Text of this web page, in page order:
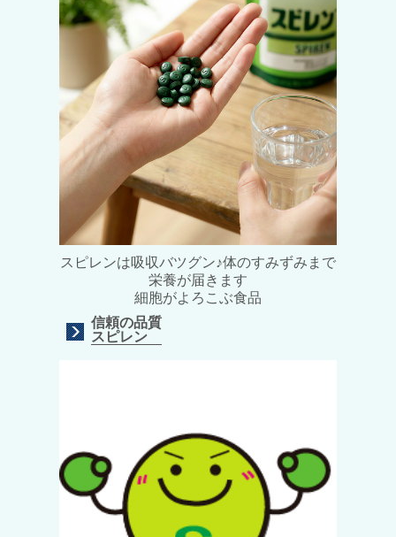
スピレンは吸収バツグン♪体のすみずみまで
栄養が届きます
細胞がよろこぶ食品
信頼の品質
スピレン